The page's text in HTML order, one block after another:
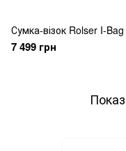
Сумка-візок Rolser I-
7 499 грн